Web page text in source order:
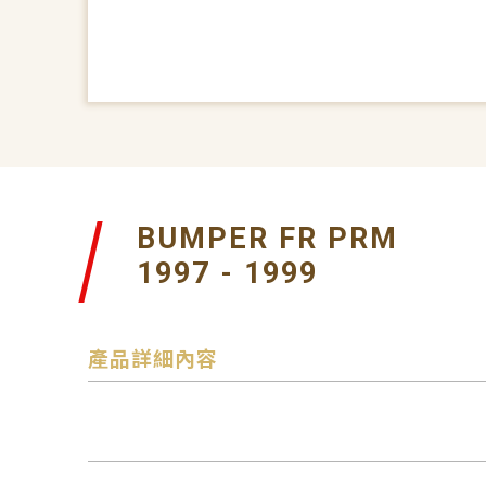
BUMPER FR PRM
1997 - 1999
產品詳細內容